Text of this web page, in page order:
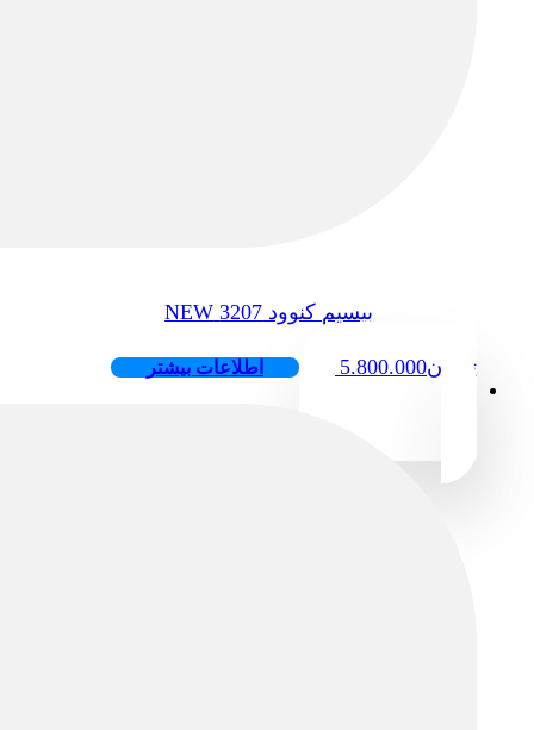
بیسیم کنوود 3207 NEW
تومان5.800.000 اطلاعات بیشتر